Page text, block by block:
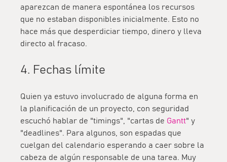
aparezcan de manera espontánea los recursos
que no estaban disponibles inicialmente. Esto no
hace más que desperdiciar tiempo, dinero y lleva
directo al fracaso.
4. Fechas límite
Quien ya estuvo involucrado de alguna forma en
la planificación de un proyecto, con seguridad
escuchó hablar de "timings", "cartas de Gantt" y
"deadlines". Para algunos, son espadas que
cuelgan del calendario esperando a caer sobre la
cabeza de algún responsable de una tarea. Muy